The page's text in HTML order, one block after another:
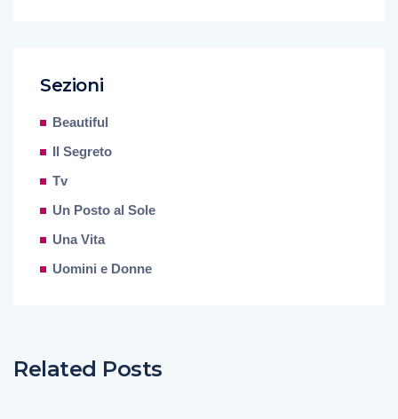
Sezioni
Beautiful
Il Segreto
Tv
Un Posto al Sole
Una Vita
Uomini e Donne
Related Posts